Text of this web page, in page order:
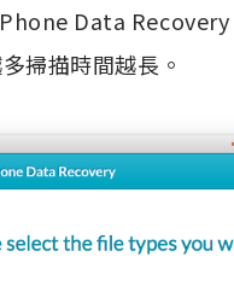
Data Recovery
掃描時間越長。